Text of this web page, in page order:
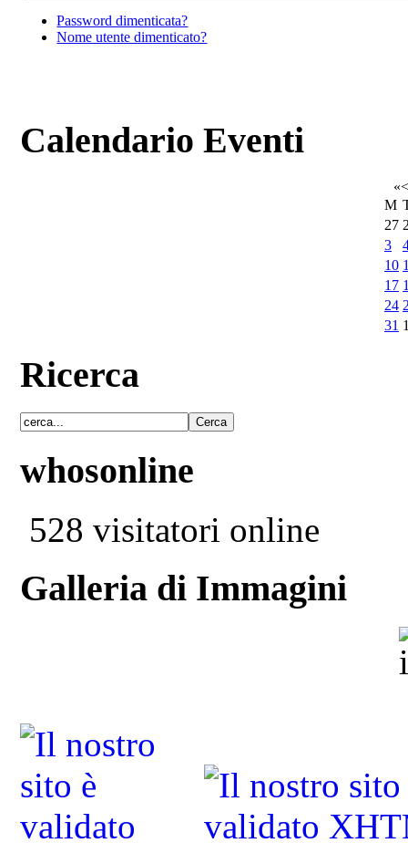
Password dimenticata?
Nome utente dimenticato?
Calendario Eventi
«<
M
27
3
10
17
24
31
Ricerca
whosonline
528 visitatori online
Galleria di Immagini